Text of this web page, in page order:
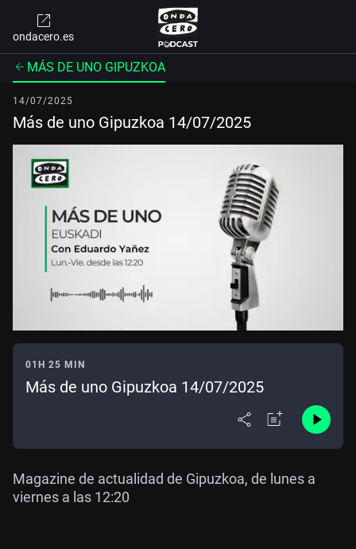
ondacero.es
MÁS DE UNO GIPUZKOA
14/07/2025
Más de uno Gipuzkoa 14/07/2025
01H 25 MIN
Más de uno Gipuzkoa 14/07/2025
Magazine de actualidad de Gipuzkoa, de lunes a
viernes a las 12:20